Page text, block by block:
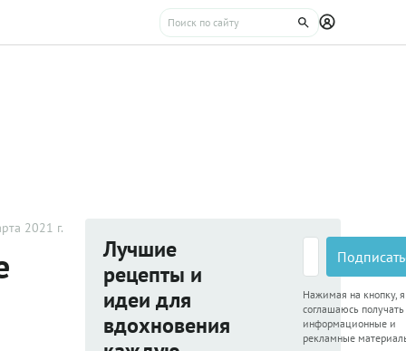
2021 г.
Лучшие
рецепты и
идеи для
вдохновения
Нажимая на кнопку, я
соглашаюсь получать
информационные и
рекламные